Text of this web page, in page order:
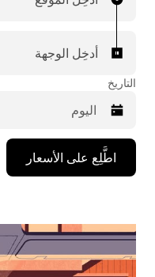
أدخِل الوجهة
التاريخ
اضغط
على
مفتاح
للأسفل
لاستخدام
التقويم
اطَّلِع على الأسعار